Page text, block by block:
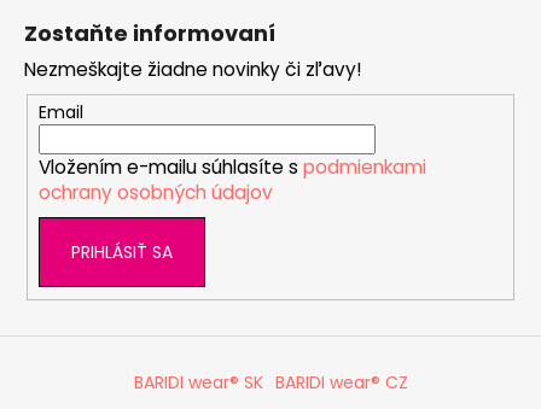
á
d
a
c
i
e
p
r
v
ý
i
Zostaňte informovaní
Nezmeškajte žiadne novinky či zľavy!
Email
Vložením e-mailu súhlasíte s podmienkami
ochrany osobných údajov
PRIHLÁSIŤ SA
BARIDI wear® SK BARIDI wear® CZ